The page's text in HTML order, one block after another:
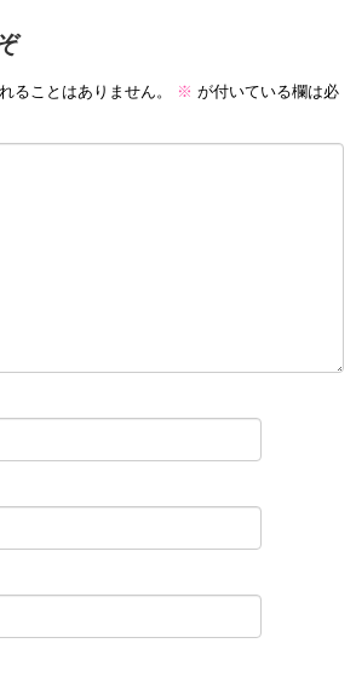
ることはありません。 ※ が付いている欄は必